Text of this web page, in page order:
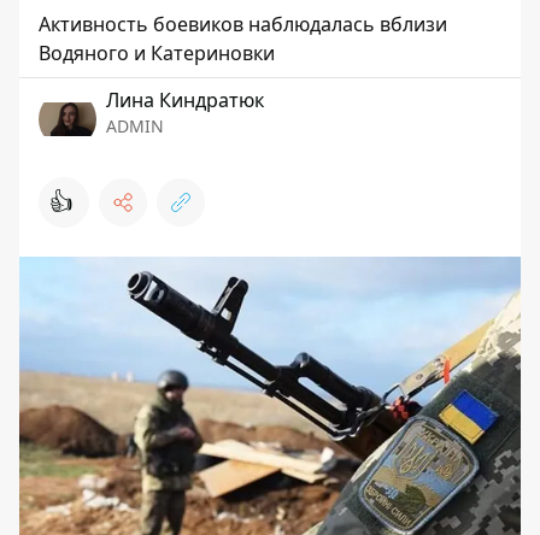
Активность боевиков наблюдалась вблизи
Водяного и Катериновки
Лина Киндратюк
ADMIN
👍